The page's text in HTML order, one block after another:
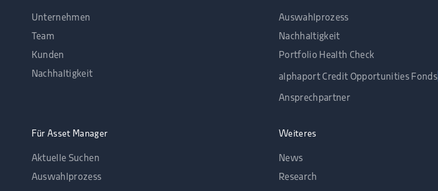
Unternehmen
Team
Kunden
Nachhaltigkeit
Auswahlprozess
Nachhaltigkeit
Portfolio Health Check
alphaport Credit Opportunities Fonds
Ansprechpartner
Für Asset Manager
Aktuelle Suchen
Auswahlprozess
Weiteres
News
Research